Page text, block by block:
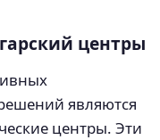
центры
являются
центры. Эти